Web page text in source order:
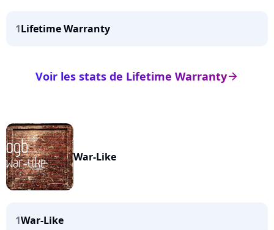
1Lifetime Warranty
arrow_right
Voir les stats de Lifetime Warranty
War-Like
1War-Like